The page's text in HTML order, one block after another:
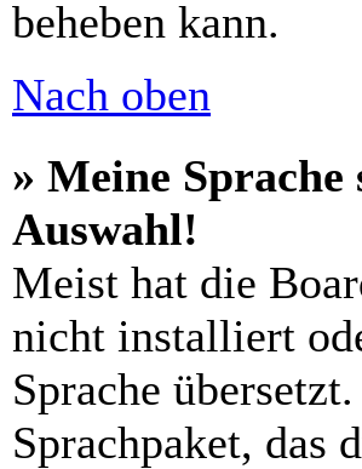
beheben kann.
Nach oben
» Meine
Auswahl!
Meist hat die
nicht installiert
Sprache
Sprachpaket, das